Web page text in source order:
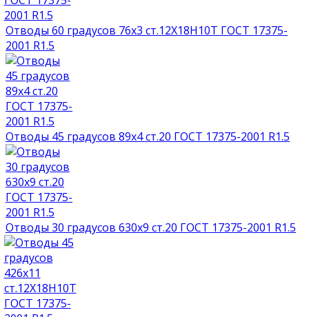
Отводы 60 градусов 76х3 ст.12Х18Н10Т ГОСТ 17375-
2001 R1.5
Отводы 45 градусов 89х4 ст.20 ГОСТ 17375-2001 R1.5
Отводы 30 градусов 630х9 ст.20 ГОСТ 17375-2001 R1.5